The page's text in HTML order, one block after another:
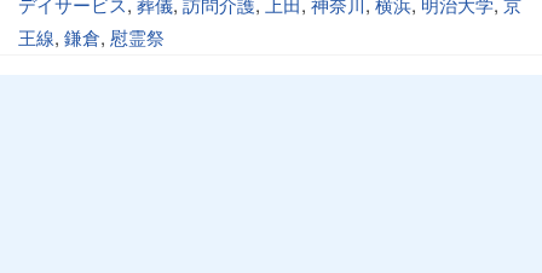
王線, 鎌倉, 慰霊祭